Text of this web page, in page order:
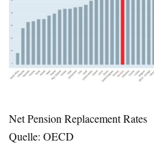
Net Pension Replacement Rates
Quelle: OECD